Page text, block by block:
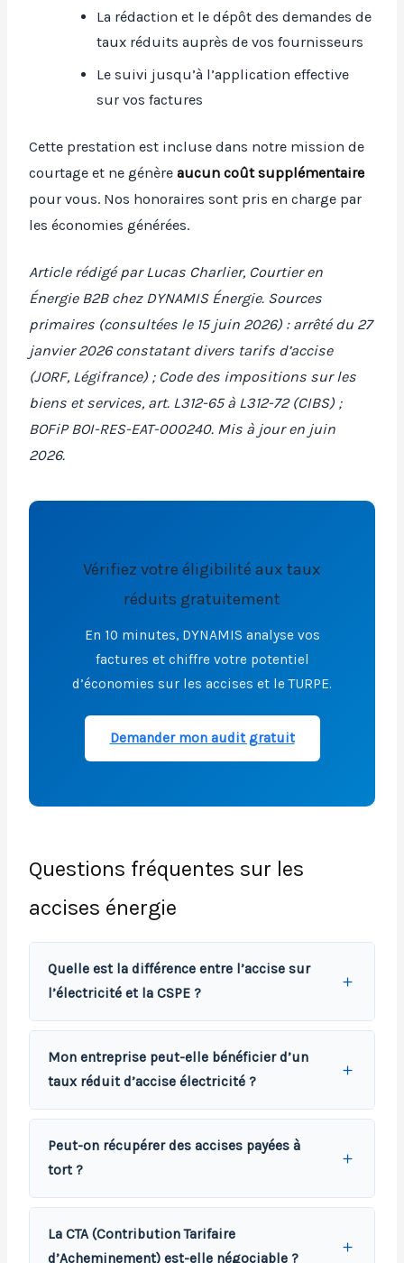
La rédaction et le dépôt des demandes de
taux réduits auprès de vos fournisseurs
Le suivi jusqu’à l’application effective
sur vos factures
Cette prestation est incluse dans notre mission de
courtage et ne génèreaucun coût supplémentaire
pour vous. Nos honoraires sont pris en charge par
les économies générées.
Article rédigé par Lucas Charlier, Courtier en
Énergie B2B chez DYNAMIS Énergie. Sources
primaires (consultées le 15 juin 2026) : arrêté du 27
janvier 2026 constatant divers tarifs d’accise
(JORF, Légifrance) ; Code des impositions sur les
biens et services, art. L312-65 à L312-72 (CIBS) ;
BOFiP BOI-RES-EAT-000240. Mis à jour en juin
2026.
Vérifiez votre éligibilité aux taux
réduits gratuitement
En 10 minutes, DYNAMIS analyse vos
factures et chiffre votre potentiel
d’économies sur les accises et le TURPE.
Demander mon audit gratuit
Questions fréquentes sur les
accises énergie
Quelle est la différence entre l’accise sur
l’électricité et la CSPE ?
Mon entreprise peut-elle bénéficier d’un
taux réduit d’accise électricité ?
Peut-on récupérer des accises payées à
tort ?
La CTA (Contribution Tarifaire
d’Acheminement) est-elle négociable ?